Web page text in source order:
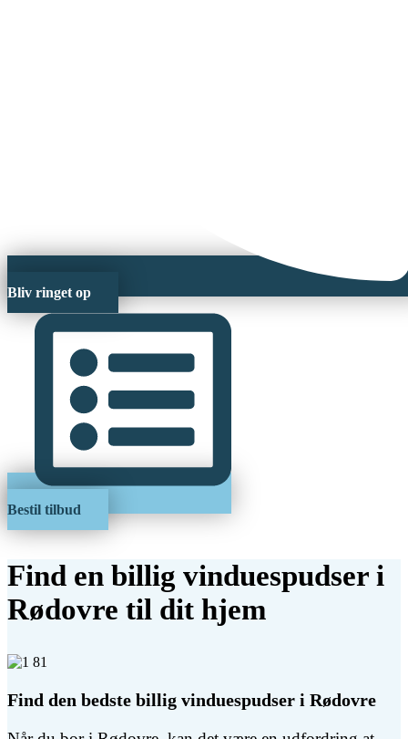
Bliv ringet op
Bestil tilbud
Find en billig vinduespudser i
Rødovre til dit hjem
Find den bedste billig vinduespudser i Rødovre